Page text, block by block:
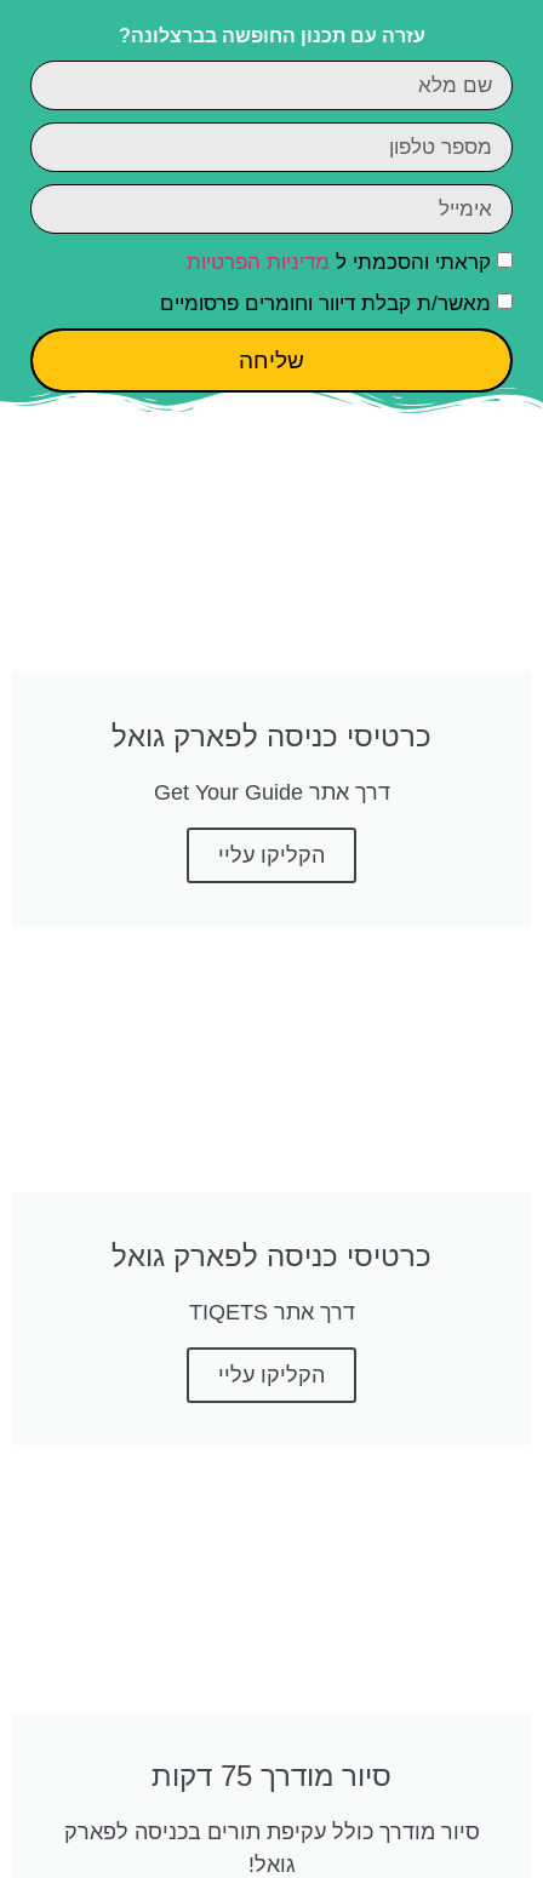
עזרה עם תכנון החופשה בברצלונה?
קראתי והסכמתי ל מדיניות הפרטיות
מאשר/ת קבלת דיוור וחומרים פרסומיים
שליחה
כרטיסי כניסה לפארק גואל
דרך אתר Get Your Guide
הקליקו עליי
כרטיסי כניסה לפארק גואל
דרך אתר TIQETS
הקליקו עליי
סיור מודרך 75 דקות
סיור מודרך כולל עקיפת תורים בכניסה לפארק
גואל!